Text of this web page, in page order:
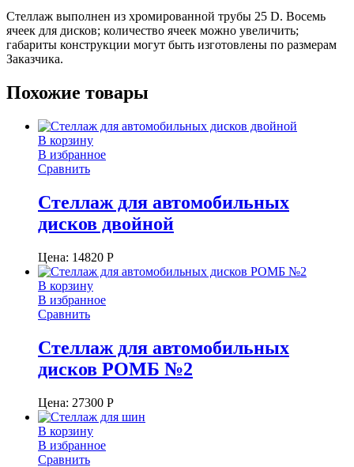
Стеллаж выполнен из хромированной трубы 25 D. Восемь
ячеек для дисков; количество ячеек можно увеличить;
габариты конструкции могут быть изготовлены по размерам
Заказчика.
Похожие товары
В корзину
В избранное
Сравнить
Стеллаж для автомобильных
дисков двойной
Цена: 14820 Р
В корзину
В избранное
Сравнить
Стеллаж для автомобильных
дисков РОМБ №2
Цена: 27300 Р
В корзину
В избранное
Сравнить